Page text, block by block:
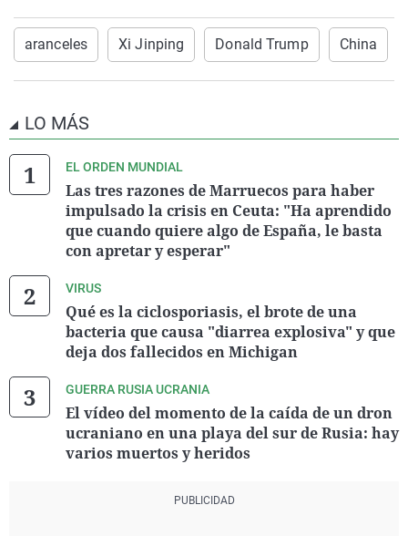
aranceles Xi Jinping Donald Trump China
LO MÁS
EL ORDEN MUNDIAL
Las tres razones de Marruecos para haber
impulsado la crisis en Ceuta: "Ha aprendido
que cuando quiere algo de España, le basta
con apretar y esperar"
VIRUS
Qué es la ciclosporiasis, el brote de una
bacteria que causa "diarrea explosiva" y que
deja dos fallecidos en Michigan
GUERRA RUSIA UCRANIA
El vídeo del momento de la caída de un dron
ucraniano en una playa del sur de Rusia: hay
varios muertos y heridos